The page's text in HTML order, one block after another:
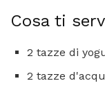
Cosa ti
2 tazze di
2 tazze